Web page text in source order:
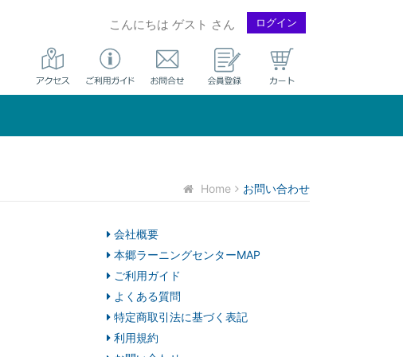
こんにちは ゲスト さん ログイン
Home お問い合わせ
会社概要
本郷ラーニングセンターMAP
ご利用ガイド
よくある質問
特定商取引法に基づく表記
利用規約